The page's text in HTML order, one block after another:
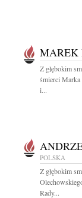
MAREK
Z głębokim
śmierci Marka
i...
POLSKA
Z głębokim
Rady...